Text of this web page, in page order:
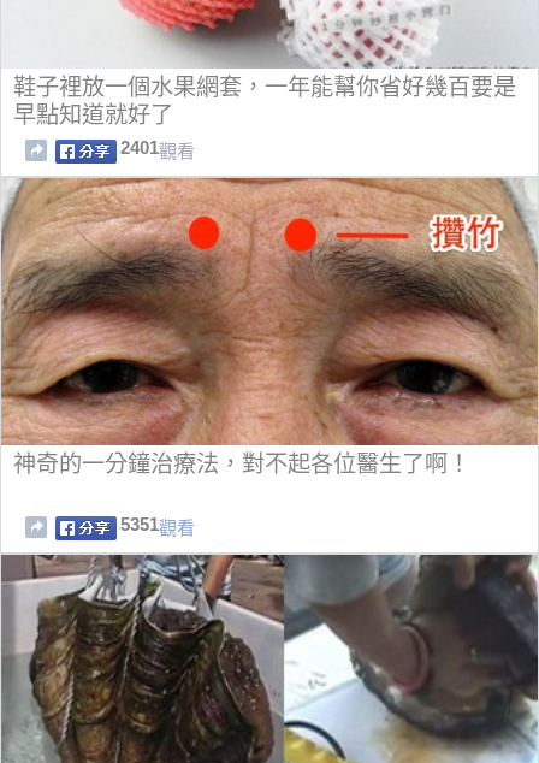
鞋子裡放一個水果網套，一年能幫你省好幾百要是
早點知道就好了
2401觀看
神奇的一分鐘治療法，對不起各位醫生了啊！
5351觀看